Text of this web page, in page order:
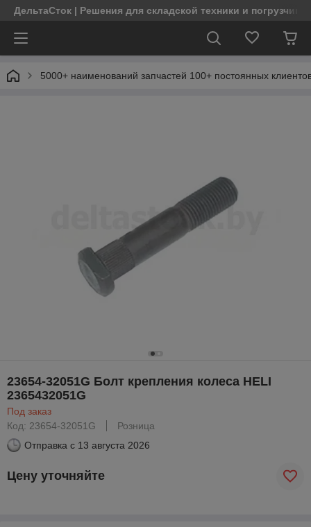
ДельтаСток | Решения для складской техники и
5000+ наименований запчастей 100+ постоянных
23654-32051G Болт крепления колеса HELI
2365432051G
Под заказ
Код: 23654-32051G
Розница
Отправка с 13 августа 2026
Цену уточняйте